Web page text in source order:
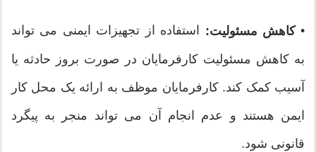
•کاهش مسئولیت: استفاده از تجهیزات ایمنی می تواند
به کاهش مسئولیت کارفرمایان در صورت بروز حادثه یا
آسیب کمک کند. کارفرمایان موظف به ارائه یک محل کار
ایمن هستند و عدم انجام آن می تواند منجر به پیگرد
قانونی شود.